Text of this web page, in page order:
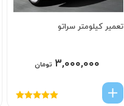
تعمیر کیلومتر سراتو
۳,۰۰۰,۰۰۰ تومان